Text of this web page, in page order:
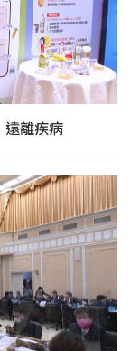
遠離疾病